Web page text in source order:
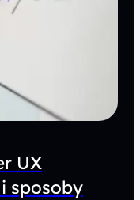
5 najczęstszych
w testach A/B,